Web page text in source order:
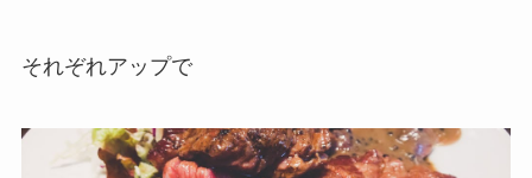
それぞれアップで